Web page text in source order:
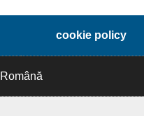
cookie policy
Română